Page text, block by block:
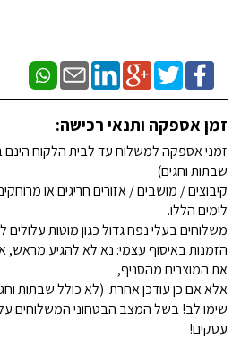
זמן אספקה ותנאי רכישה:
שבתות וחגים)
קיבוצים / מושבים / אזורים חריגים או
לימים הללו.
משלוחים בעלי נפח גדול כגון מוטות
הזמנות באיסוף עצמי: נא לא להגיע מראש,
את המוצרים מהסניף,
אלא אם כן עודכן אחרת. (לא כולל שבתות
שימו לב! בשל המצב הבטחוני המשלוחים
עסקים!